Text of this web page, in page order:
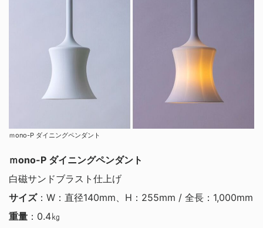
ｍono-P ダイニングペンダント
ｍono-P ダイニングペンダント
白磁サンドブラスト仕上げ
サイズ：W：直径140mm、H：255mm / 全長：1,000mm
重量 ：0.4㎏